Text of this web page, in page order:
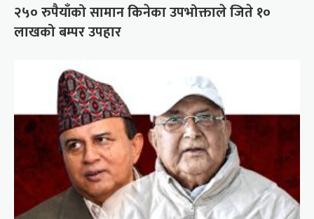
२५० रुपैयाँको सामान किनेका उपभोक्ताले जिते १०
लाखको बम्पर उपहार